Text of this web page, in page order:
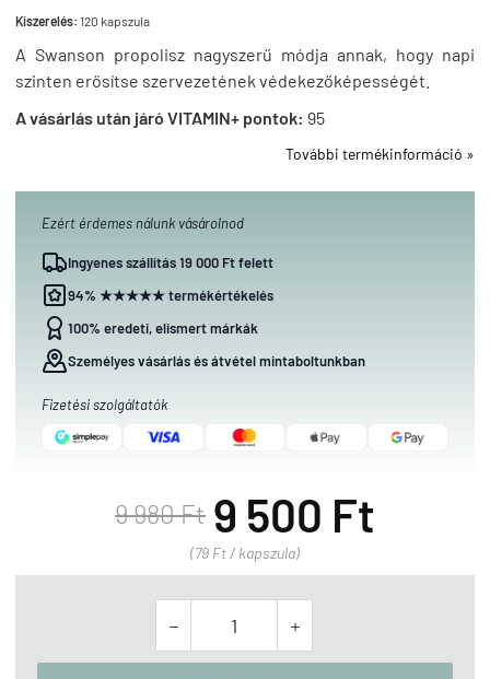
Kiszerelés: 120 kapszula
A Swanson propolisz nagyszerű módja annak, hogy napi
szinten erősítse szervezetének védekezőképességét.
A vásárlás után járó VITAMIN+ pontok: 95
További termékinformáció »
Ezért érdemes nálunk vásárolnod
Ingyenes szállítás 19 000 Ft felett
94% ★★★★★ termékértékelés
100% eredeti, elismert márkák
Személyes vásárlás és átvétel mintaboltunkban
Fizetési szolgáltatók
9 980 Ft 9 500 Ft
(79 Ft / kapszula)
 